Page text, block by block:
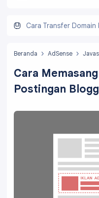
Beranda AdSense
Cara
Postingan